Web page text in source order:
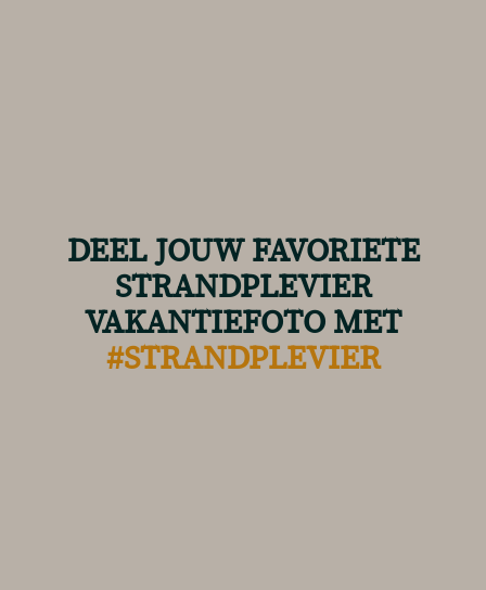
DEEL JOUW FAVORIETE
STRANDPLEVIER
VAKANTIEFOTO MET
#STRANDPLEVIER